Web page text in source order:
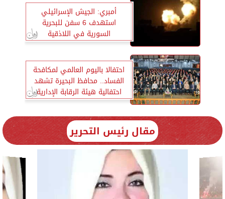
أمبري: الجيش الإسرائيلي
استهدف 6 سفن للبحرية
السورية في اللاذقية
احتفالا باليوم العالمي لمكافحة
الفساد.. محافظ البحيرة تشهد
احتفالية هيئة الرقابة الإدارية
مقال رئيس التحرير